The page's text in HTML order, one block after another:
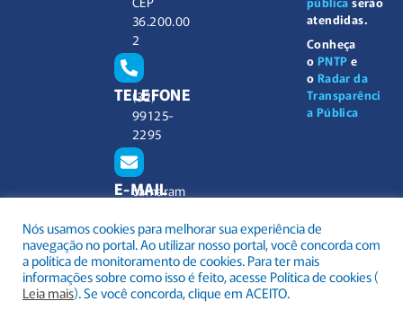
36.200.00
2
TELEFONE
(32)
99125-
2295
E-MAIL
camaram
barbacen
a.mg.gov.
br
atendidas.
Conheça
o PNTP e
o Radar da
Transparênci
a Pública
Nós usamos cookies para melhorar sua experiência de
navegação no portal. Ao utilizar nosso portal, você concorda com
a política de monitoramento de cookies. Para ter mais
informações sobre como isso é feito, acesse Política de cookies (
Leia mais). Se você concorda, clique em ACEITO.